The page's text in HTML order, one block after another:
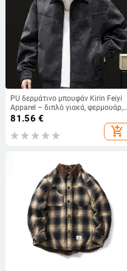
PU δερμάτινο μπουφάν Kirin Feiyi
Apparel – διπλό γιακά, φερμουάρ,
επένδυση πολυεστέρα, ευρύχωρη
γραμμή, φθινόπωρο 2025, ανδρικό
ρετρό στυλ
81.56 €
add_shopping_cart